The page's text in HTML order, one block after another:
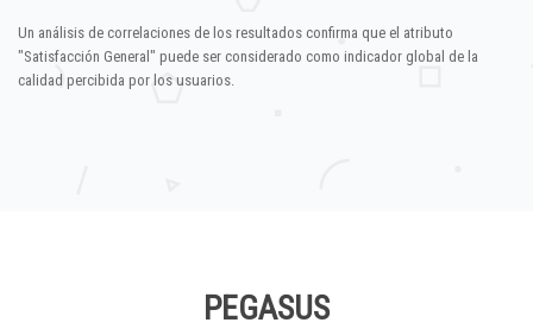
Un análisis de correlaciones de los resultados confirma que el atributo
"Satisfacción General" puede ser considerado como indicador global de la
calidad percibida por los usuarios.
PEGASUS